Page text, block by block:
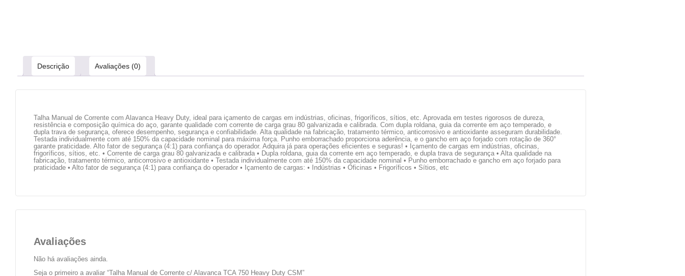
Descrição Avaliações (0)
Talha Manual de Corrente com Alavanca Heavy Duty, ideal para içamento de cargas em indústrias, oficinas, frigoríficos, sítios, etc. Aprovada em testes rigorosos de dureza,
resistência e composição química do aço, garante qualidade com corrente de carga grau 80 galvanizada e calibrada. Com dupla roldana, guia da corrente em aço temperado, e
dupla trava de segurança, oferece desempenho, segurança e confiabilidade. Alta qualidade na fabricação, tratamento térmico, anticorrosivo e antioxidante asseguram durabilidade.
Testada individualmente com até 150% da capacidade nominal para máxima força. Punho emborrachado proporciona aderência, e o gancho em aço forjado com rotação de 360°
garante praticidade. Alto fator de segurança (4:1) para confiança do operador. Adquira já para operações eficientes e seguras! • Içamento de cargas em indústrias, oficinas,
frigoríficos, sítios, etc. • Corrente de carga grau 80 galvanizada e calibrada • Dupla roldana, guia da corrente em aço temperado, e dupla trava de segurança • Alta qualidade na
fabricação, tratamento térmico, anticorrosivo e antioxidante • Testada individualmente com até 150% da capacidade nominal • Punho emborrachado e gancho em aço forjado para
praticidade • Alto fator de segurança (4:1) para confiança do operador • Içamento de cargas: • Indústrias • Oficinas • Frigoríficos • Sítios, etc
Avaliações
Não há avaliações ainda.
Seja o primeiro a avaliar “Talha Manual de Corrente c/ Alavanca TCA 750 Heavy Duty CSM”